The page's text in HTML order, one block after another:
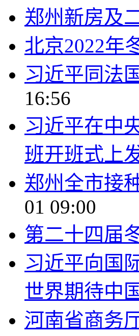
郑州新房及
北京2022年
习近平同法
16:56
习近平在中
班开班式上
郑州全市接
01 09:00
第二十四届
习近平向国
世界期待中
河南省商务